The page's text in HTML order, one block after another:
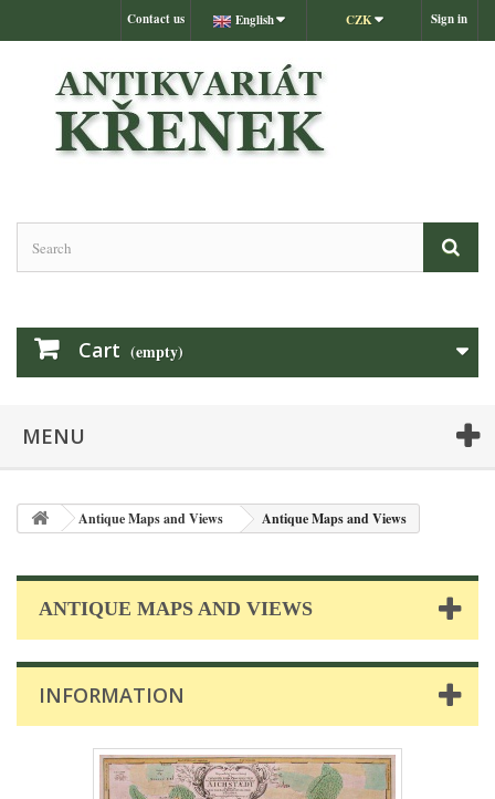
Sign in
CZK
English
Contact us
Cart (empty)
MENU
Antique Maps and Views Antique Maps and Views
ANTIQUE MAPS AND VIEWS
INFORMATION